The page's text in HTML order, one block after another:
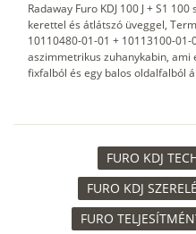
Radaway Furo KDJ 100 J + S1
kerettel és átlátszó üveggel,
10110480-01-01 + 10113100-01-
aszimmetrikus zuhanykabin, ami
fixfalból és egy balos oldalfalból
FURO KDJ
FURO KDJ
FURO